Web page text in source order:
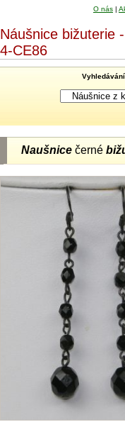
O nás |
Náušnice bižuterie
4-CE86
Naušnice černé